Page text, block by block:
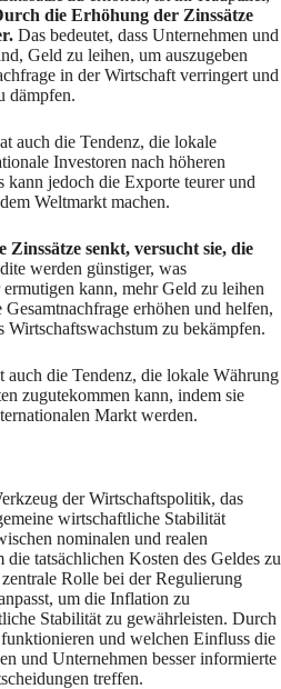
die Erhöhung der Zinssätze
Das bedeutet, dass Unternehmen und
Geld zu leihen, um auszugeben
in der Wirtschaft verringert und
dämpfen.
auch die Tendenz, die lokale
Investoren nach höheren
jedoch die Exporte teurer und
Weltmarkt machen.
Zinssätze senkt, versucht sie, die
werden günstiger, was
kann, mehr Geld zu leihen
erhöhen und helfen,
zu bekämpfen.
auch die Tendenz, die lokale Währung
zugutekommen kann, indem sie
Markt werden.
der Wirtschaftspolitik, das
wirtschaftliche Stabilität
nominalen und realen
die tatsächlichen Kosten des Geldes zu
Rolle bei der Regulierung
um die Inflation zu
Stabilität zu gewährleisten. Durch
und welchen Einfluss die
und Unternehmen besser informierte
treffen.